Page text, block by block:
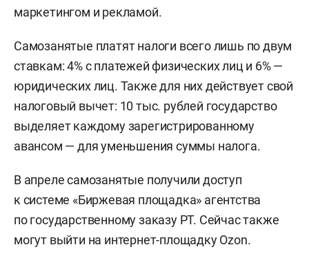
маркетингом и рекламой.
Самозанятые платят налоги всего лишь по двум
ставкам: 4% с платежей физических лиц и 6% —
юридических лиц. Также для них действует свой
налоговый вычет: 10 тыс. рублей государство
выделяет каждому зарегистрированному
авансом — для уменьшения суммы налога.
В апреле самозанятые получили доступ
к системе «Биржевая площадка» агентства
по государственному заказу РТ. Сейчас также
могут выйти на интернет-площадку Ozon.